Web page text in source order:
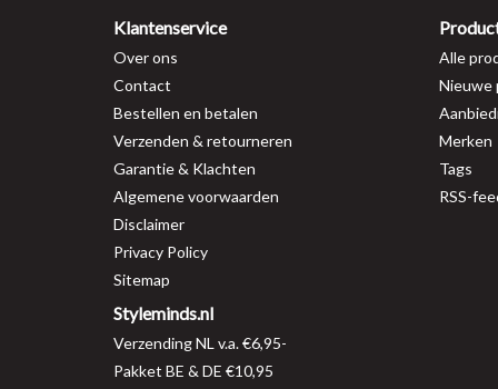
Klantenservice
Over ons
Contact
Bestellen en betalen
Verzenden & retourneren
Garantie & Klachten
Algemene voorwaarden
Disclaimer
Privacy Policy
Sitemap
Alle
Nieuwe
Merken
Tags
RSS-
Styleminds.nl
Verzending NL v.a. €6,95-
Pakket BE & DE €10,95